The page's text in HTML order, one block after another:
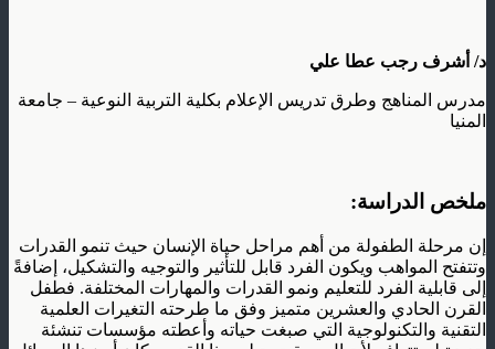
د/ أشرف رجب عطا علي
مدرس المناهج وطرق تدريس الإعلام بكلية التربية النوعية – جامعة
المنيا
ملخص الدراسة:
إن مرحلة الطفولة من أهم مراحل حياة الإنسان حيث تنمو القدرات
وتتفتح المواهب ويكون الفرد قابل للتأثير والتوجيه والتشكيل، إضافةً
إلى قابلية الفرد للتعليم ونمو القدرات والمهارات المختلفة. فطفل
القرن الحادي والعشرين متميز وفق ما طرحته التغيرات العلمية
التقنية والتكنولوجية التي صبغت حياته وأعطته مؤسسات تنشئة